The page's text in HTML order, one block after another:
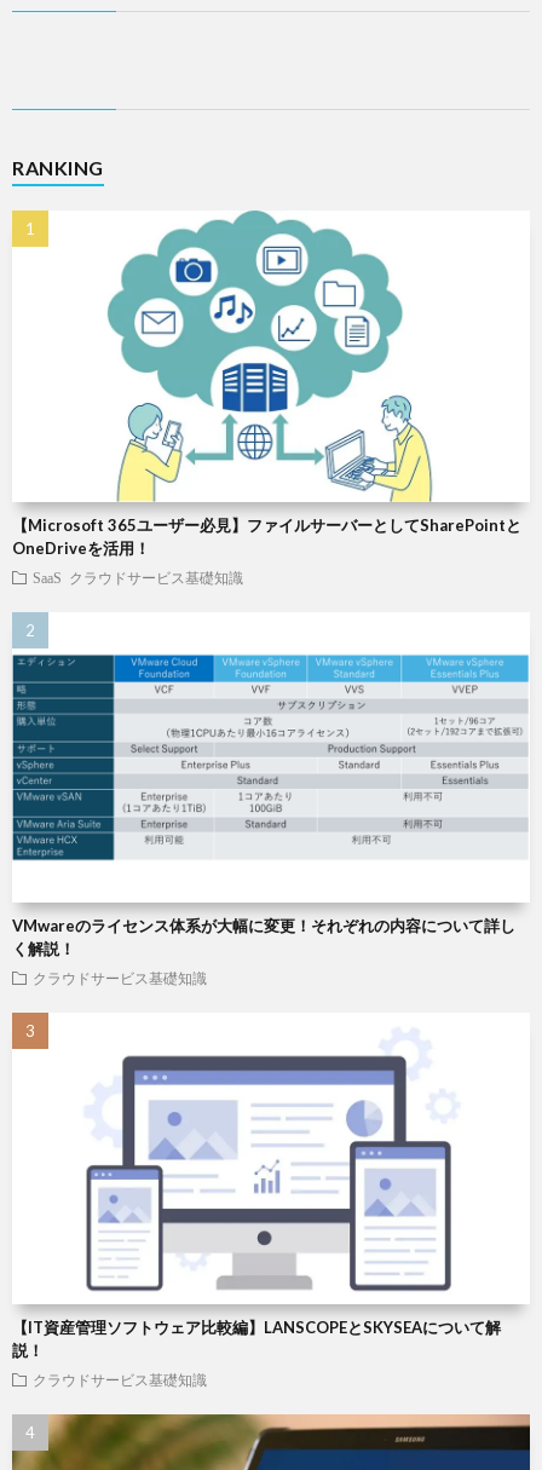
RANKING
【Microsoft 365ユーザー必見】ファイルサーバーとしてSharePointと
OneDriveを活用！
SaaS クラウドサービス基礎知識
VMwareのライセンス体系が大幅に変更！それぞれの内容について詳し
く解説！
クラウドサービス基礎知識
【IT資産管理ソフトウェア比較編】LANSCOPEとSKYSEAについて解
説！
クラウドサービス基礎知識